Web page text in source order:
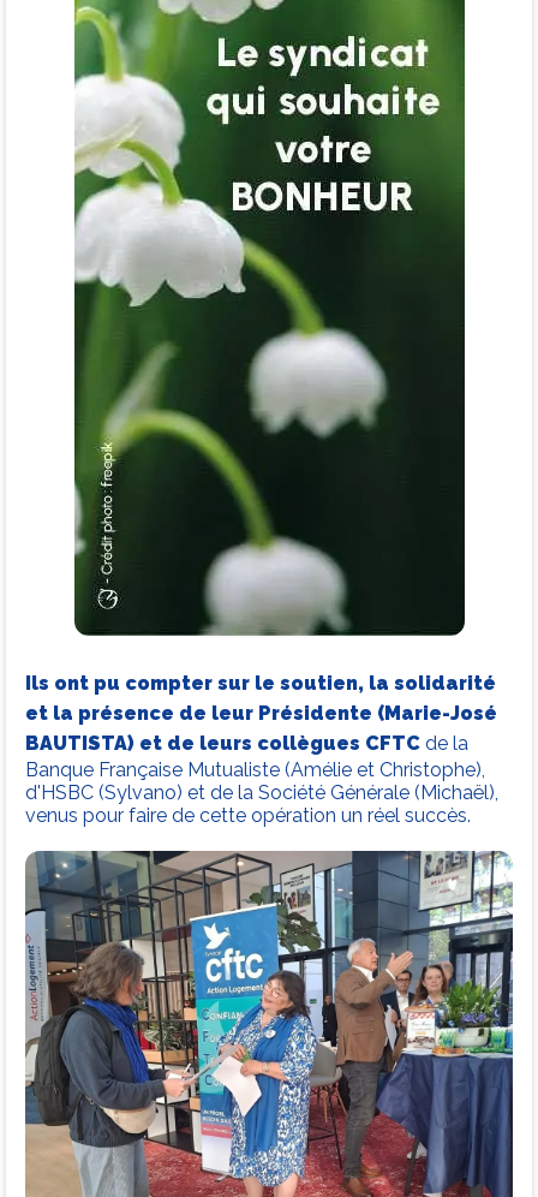
Ils ont pu compter sur le soutien, la solidarité
et la présence de leur Présidente (Marie-José
BAUTISTA) et de leurs collègues CFTC de la
Banque Française Mutualiste (Amélie et Christophe),
d'HSBC (Sylvano) et de la Société Générale (Michaël),
venus pour faire de cette opération un réel succès.